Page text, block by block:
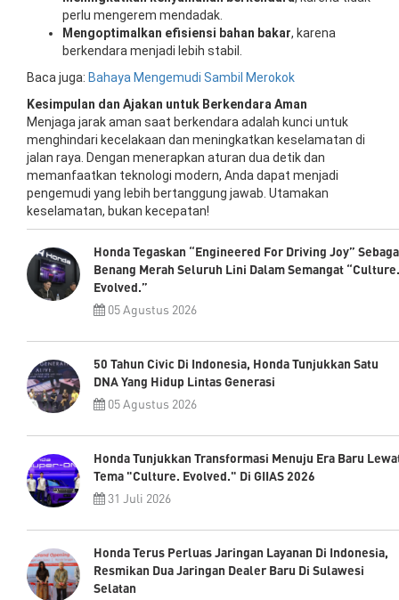
perlu mengerem mendadak.
Mengoptimalkan efisiensi bahan bakar, karena
berkendara menjadi lebih stabil.
Baca juga: Bahaya Mengemudi Sambil Merokok
Kesimpulan dan Ajakan untuk Berkendara Aman
Menjaga jarak aman saat berkendara adalah kunci untuk
menghindari kecelakaan dan meningkatkan keselamatan di
jalan raya. Dengan menerapkan aturan dua detik dan
memanfaatkan teknologi modern, Anda dapat menjadi
pengemudi yang lebih bertanggung jawab. Utamakan
keselamatan, bukan kecepatan!
Honda Tegaskan “Engineered For Driving Joy”
Benang Merah Seluruh Lini Dalam Semangat “Culture.
Evolved.”
05 Agustus 2026
50 Tahun Civic Di Indonesia, Honda Tunjukkan Satu
DNA Yang Hidup Lintas Generasi
05 Agustus 2026
Honda Tunjukkan Transformasi Menuju Era Baru
Tema "Culture. Evolved." Di GIIAS 2026
31 Juli 2026
Honda Terus Perluas Jaringan Layanan Di Indonesia,
Resmikan Dua Jaringan Dealer Baru Di Sulawesi
Selatan